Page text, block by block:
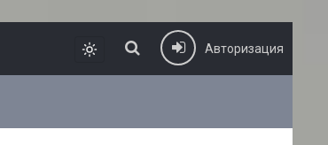
Авторизация